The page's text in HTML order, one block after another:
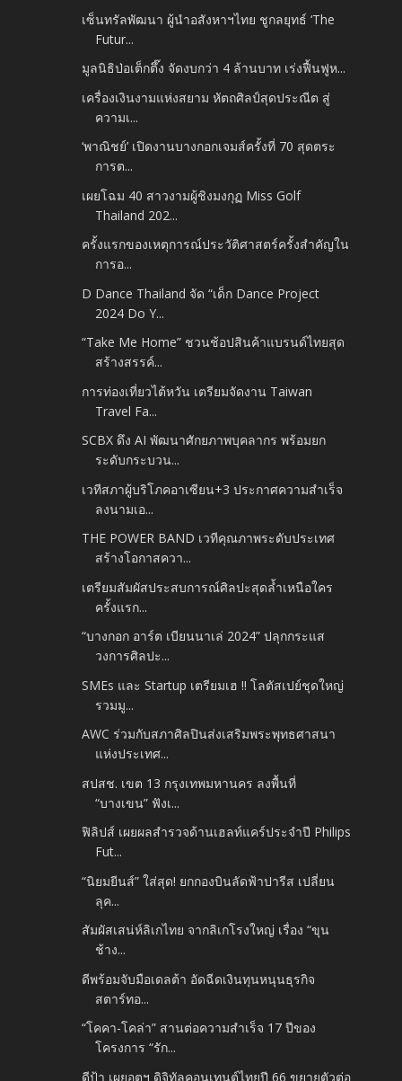
เซ็นทรัลพัฒนา ผู้นำอสังหาฯไทย ชูกลยุทธ์ ‘The
Futur...
มูลนิธิป่อเต็กตึ๊ง จัดงบกว่า 4 ล้านบาท เร่งฟื้นฟูห...
เครื่องเงินงามแห่งสยาม หัตถศิลป์สุดประณีต สู่
ความเ...
‘พาณิชย์’ เปิดงานบางกอกเจมส์ครั้งที่ 70 สุดตระ
การต...
เผยโฉม 40 สาวงามผู้ชิงมงกุฏ Miss Golf
Thailand 202...
ครั้งแรกของเหตุการณ์ประวัติศาสตร์ครั้งสำคัญใน
การอ...
D Dance Thailand จัด “เด็ก Dance Project
2024 Do Y...
“Take Me Home” ชวนช้อปสินค้าแบรนด์ไทยสุด
สร้างสรรค์...
การท่องเที่ยวไต้หวัน เตรียมจัดงาน Taiwan
Travel Fa...
SCBX ดึง AI พัฒนาศักยภาพบุคลากร พร้อมยก
ระดับกระบวน...
เวทีสภาผู้บริโภคอาเซียน+3 ประกาศความสำเร็จ
ลงนามเอ...
THE POWER BAND เวทีคุณภาพระดับประเทศ
สร้างโอกาสควา...
เตรียมสัมผัสประสบการณ์ศิลปะสุดล้ำเหนือใคร
ครั้งแรก...
“บางกอก อาร์ต เบียนนาเล่ 2024” ปลุกกระแส
วงการศิลปะ...
SMEs และ Startup เตรียมเฮ !! โลตัสเปย์ชุดใหญ่
รวมมู...
AWC ร่วมกับสภาศิลปินส่งเสริมพระพุทธศาสนา
แห่งประเทศ...
สปสช. เขต 13 กรุงเทพมหานคร ลงพื้นที่
“บางเขน” ฟังเ...
ฟิลิปส์ เผยผลสำรวจด้านเฮลท์แคร์ประจำปี Philips
Fut...
“นิยมยีนส์” ใส่สุด! ยกกองบินลัดฟ้าปารีส เปลี่ยน
ลุค...
สัมผัสเสน่ห์ลิเกไทย จากลิเกโรงใหญ่ เรื่อง “ขุน
ช้าง...
ดีพร้อมจับมือเดลต้า อัดฉีดเงินทุนหนุนธุรกิจ
สตาร์ทอ...
“โคคา-โคล่า” สานต่อความสำเร็จ 17 ปีของ
โครงการ “รัก...
ดีป้า เผยอุตฯ ดิจิทัลคอนเทนต์ไทยปี 66 ขยายตัวต่อ